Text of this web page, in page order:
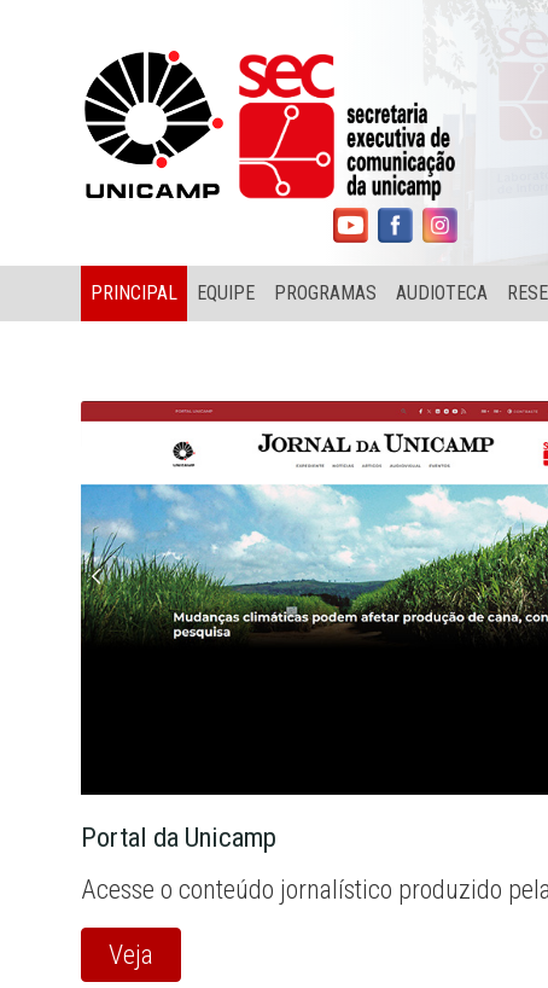
PRINCIPAL EQUIPE PROGRAMAS AUDIOTECA
Portal da Unicamp
Acesse o conteúdo jornalístico produzido
Veja